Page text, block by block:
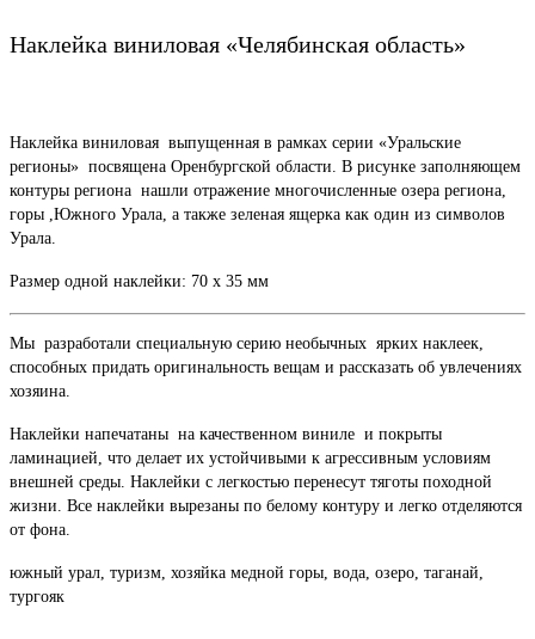
Наклейка виниловая «Челябинская область»
Наклейка виниловая выпущенная в рамках серии «Уральские
регионы» посвящена Оренбургской области. В рисунке заполняющем
контуры региона нашли отражение многочисленные озера региона,
горы ,Южного Урала, а также зеленая ящерка как один из символов
Урала.
Размер одной наклейки: 70 х 35 мм
Мы разработали специальную серию необычных ярких наклеек,
способных придать оригинальность вещам и рассказать об увлечениях
хозяина.
Наклейки напечатаны на качественном виниле и покрыты
ламинацией, что делает их устойчивыми к агрессивным условиям
внешней среды. Наклейки с легкостью перенесут тяготы походной
жизни. Все наклейки вырезаны по белому контуру и легко отделяются
от фона.
южный урал, туризм, хозяйка медной горы, вода, озеро, таганай,
тургояк